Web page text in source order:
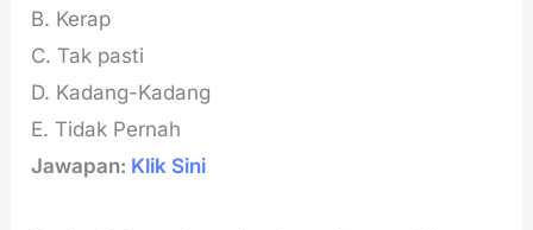
B. Kerap
C. Tak pasti
D. Kadang-Kadang
E. Tidak Pernah
Jawapan: Klik Sini